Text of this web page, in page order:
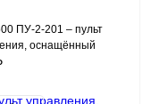
ПУ-2-201 – пульт
оснащённый
и индикацией,